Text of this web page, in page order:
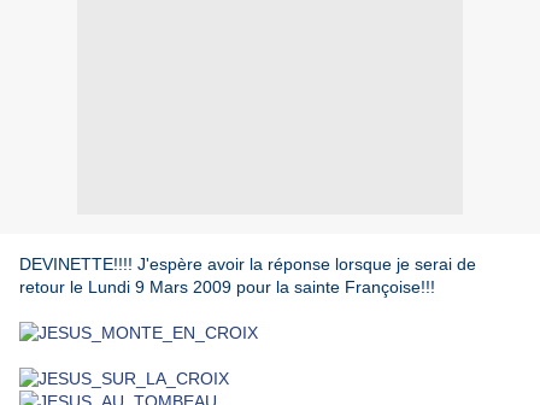
DEVINETTE!!!! J'espère avoir la réponse lorsque je serai de
retour le Lundi 9 Mars 2009 pour la sainte Françoise!!!